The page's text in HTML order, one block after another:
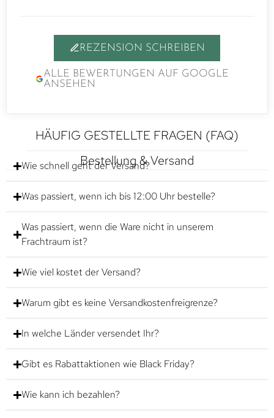
REZENSION SCHREIBEN
ALLE BEWERTUNGEN AUF GOOGLE
ANSEHEN
HÄUFIG GESTELLTE FRAGEN (FAQ)
Bestellung & Versand
Wie schnell geht der Versand?
Was passiert, wenn ich bis 12:00 Uhr bestelle?
Was passiert, wenn die Ware nicht in unserem
Frachtraum ist?
Wie viel kostet der Versand?
Warum gibt es keine Versandkostenfreigrenze?
In welche Länder versendet Ihr?
Gibt es Rabattaktionen wie Black Friday?
Wie kann ich bezahlen?